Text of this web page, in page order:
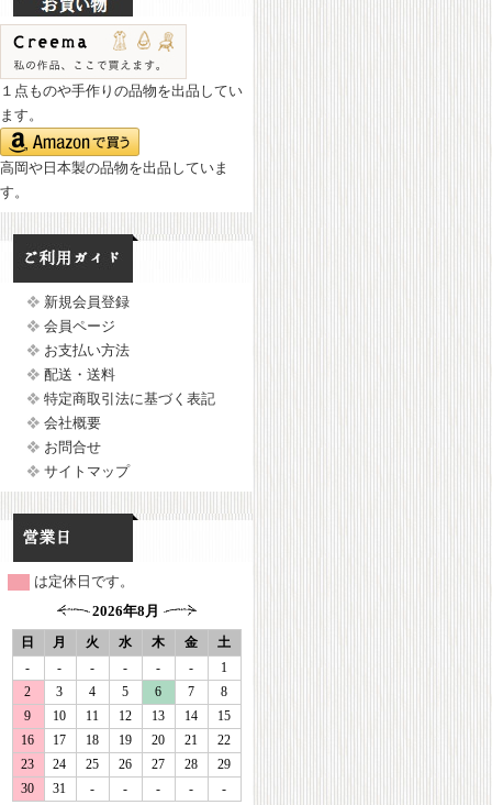
１点ものや手作りの品物を出品してい
ます。
高岡や日本製の品物を出品していま
す。
新規会員登録
会員ページ
お支払い方法
配送・送料
特定商取引法に基づく表記
会社概要
お問合せ
サイトマップ
は定休日です。